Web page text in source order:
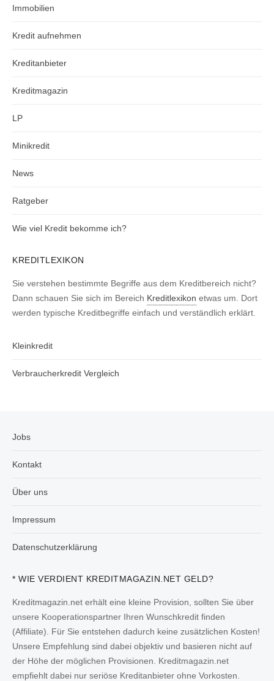
Immobilien
Kredit aufnehmen
Kreditanbieter
Kreditmagazin
LP
Minikredit
News
Ratgeber
Wie viel Kredit bekomme ich?
KREDITLEXIKON
Sie verstehen bestimmte Begriffe aus dem Kreditbereich nicht?
Dann schauen Sie sich im Bereich Kreditlexikon etwas um. Dort
werden typische Kreditbegriffe einfach und verständlich erklärt.
Kleinkredit
Verbraucherkredit Vergleich
Jobs
Kontakt
Über uns
Impressum
Datenschutzerklärung
* WIE VERDIENT KREDITMAGAZIN.NET GELD?
Kreditmagazin.net erhält eine kleine Provision, sollten Sie über
unsere Kooperationspartner Ihren Wunschkredit finden
(Affiliate). Für Sie entstehen dadurch keine zusätzlichen Kosten!
Unsere Empfehlung sind dabei objektiv und basieren nicht auf
der Höhe der möglichen Provisionen. Kreditmagazin.net
empfiehlt dabei nur seriöse Kreditanbieter ohne Vorkosten.